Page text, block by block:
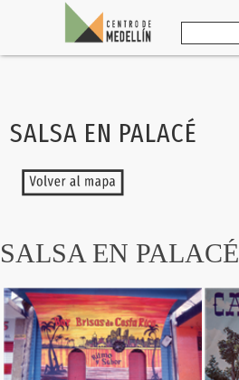
SALSA EN PALACÉ
SALSA EN PALACÉ